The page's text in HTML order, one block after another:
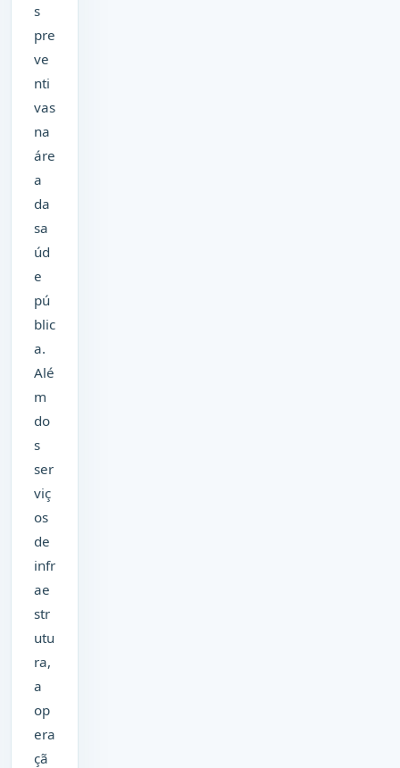
s
pre
ve
nti
vas
na
áre
a
da
sa
úd
e
pú
blic
a.
Alé
m
do
s
ser
viç
os
de
infr
ae
str
utu
ra,
a
op
era
çã